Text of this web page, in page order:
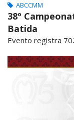
ABCCMM
38º
Batida
Evento registra